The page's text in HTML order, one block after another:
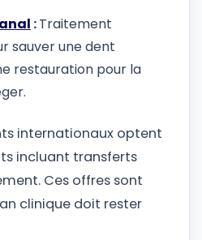
:Traitement
sauver une dent
restauration pour la
internationaux optent
incluant transferts
Ces offres sont
clinique doit rester